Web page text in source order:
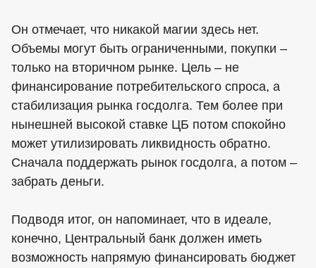
Он отмечает, что никакой магии здесь нет.
Объемы могут быть ограниченными, покупки –
только на вторичном рынке. Цель – не
финансирование потребительского спроса, а
стабилизация рынка госдолга. Тем более при
нынешней высокой ставке ЦБ потом спокойно
может утилизировать ликвидность обратно.
Сначала поддержать рынок госдолга, а потом –
забрать деньги.
Подводя итог, он напоминает, что в идеале,
конечно, Центральный банк должен иметь
возможность напрямую финансировать бюджет